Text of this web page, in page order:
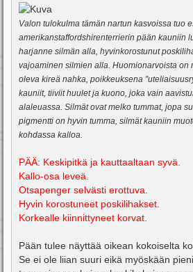
Valon tulokulma tämän nartun kasvoissa tuo
amerikanstaffordshirenterrierin pään kauniin
harjanne silmän alla, hyvinkorostunut
vajoaminen silmien alla. Huomionarvoista on
oleva kireä nahka, poikkeuksena
kauniit, tiiviit huulet ja kuono, joka vain
alaleuassa. Silmät ovat melko tummat, jopa
pigmentti on hyvin tumma, silmät kauniin
kohdassa kalloa.
PÄÄ: Keskipitkä ja kauttaaltaan syvä.
Kallo-osa leveä.
Otsapenger selvästi erottuva.
Hyvin korostuneet poskilihakset.
Korkealle kiinnittyneet korvat.
Pään tulee näyttää oikean kokoiselta
Se ei ole liian suuri eikä myöskään